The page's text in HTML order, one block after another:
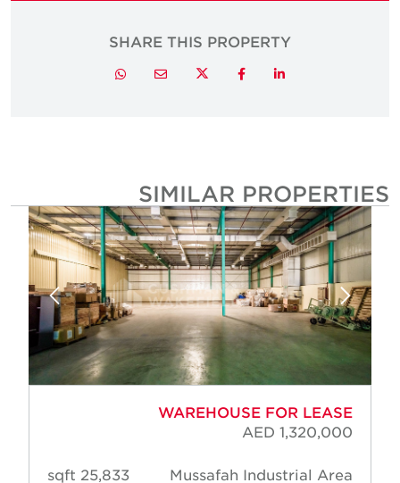
SHARE THIS PROPERTY
LinkedIn
Facebook
Twitter
Email
Whatsapp
SIMILAR PROPERTIES
WAREHOUSE FOR LEASE
AED 1,320,000
Mussafah Industrial Area
25,833 sqft